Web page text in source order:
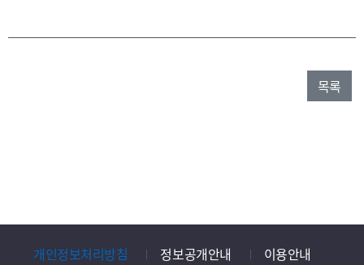
목록
개인정보처리방침 정보공개안내 이용안내